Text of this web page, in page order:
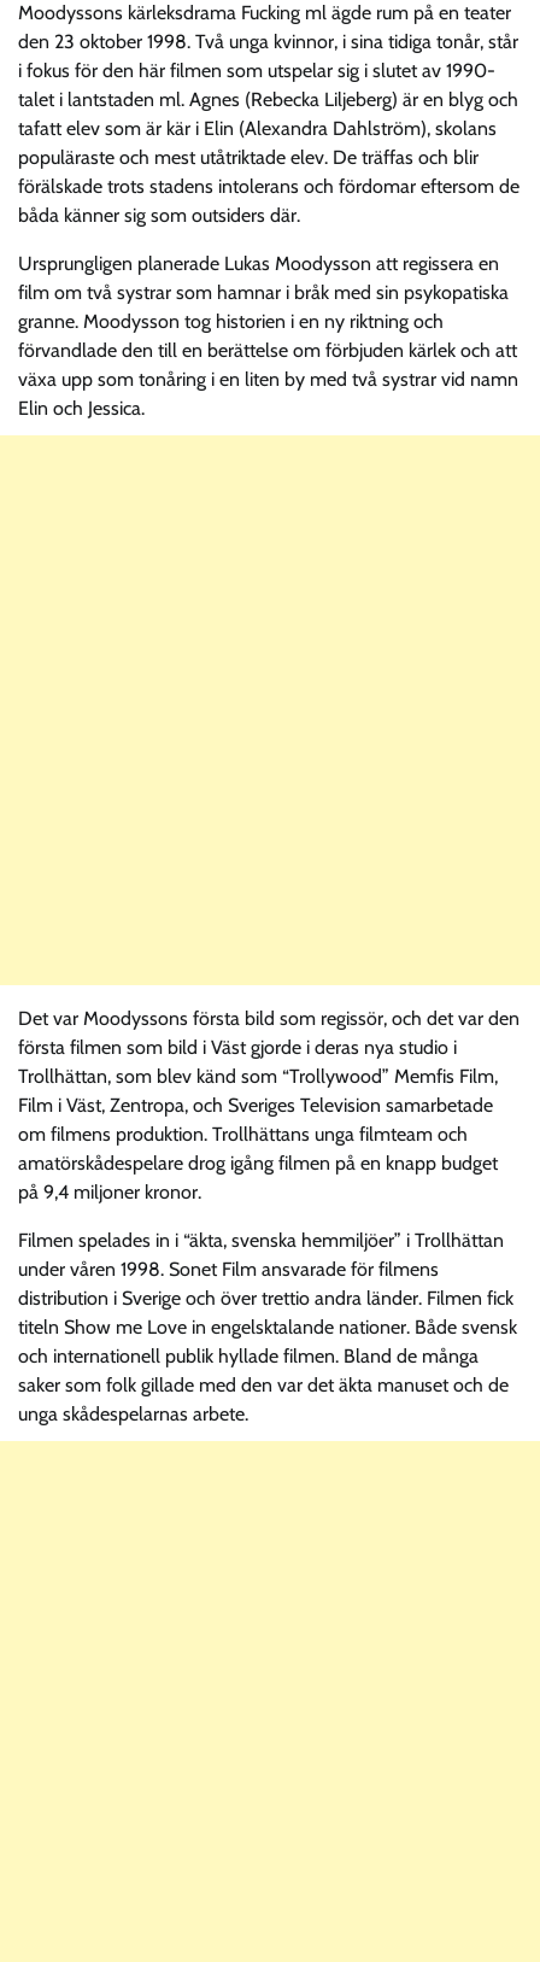
Moodyssons kärleksdrama Fucking ml ägde rum på en teater
den 23 oktober 1998. Två unga kvinnor, i sina tidiga tonår, står
i fokus för den här filmen som utspelar sig i slutet av 1990-
talet i lantstaden ml. Agnes (Rebecka Liljeberg) är en blyg och
tafatt elev som är kär i Elin (Alexandra Dahlström), skolans
populäraste och mest utåtriktade elev. De träffas och blir
förälskade trots stadens intolerans och fördomar eftersom de
båda känner sig som outsiders där.
Ursprungligen planerade Lukas Moodysson att regissera en
film om två systrar som hamnar i bråk med sin psykopatiska
granne. Moodysson tog historien i en ny riktning och
förvandlade den till en berättelse om förbjuden kärlek och att
växa upp som tonåring i en liten by med två systrar vid namn
Elin och Jessica.
Det var Moodyssons första bild som regissör, och det var den
första filmen som bild i Väst gjorde i deras nya studio i
Trollhättan, som blev känd som “Trollywood” Memfis Film,
Film i Väst, Zentropa, och Sveriges Television samarbetade
om filmens produktion. Trollhättans unga filmteam och
amatörskådespelare drog igång filmen på en knapp budget
på 9,4 miljoner kronor.
Filmen spelades in i “äkta, svenska hemmiljöer” i Trollhättan
under våren 1998. Sonet Film ansvarade för filmens
distribution i Sverige och över trettio andra länder. Filmen fick
titeln Show me Love in engelsktalande nationer. Både svensk
och internationell publik hyllade filmen. Bland de många
saker som folk gillade med den var det äkta manuset och de
unga skådespelarnas arbete.